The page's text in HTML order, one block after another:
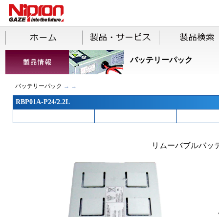
バッテリーパック
バッテリーパック → →
RBP01A-P24/2.2L
リムーバブルバッ